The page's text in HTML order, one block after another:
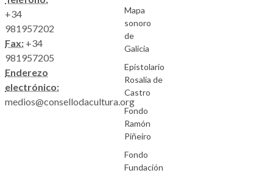
+34
981957202
Fax: +34
981957205
Enderezo
electrónico:
medios@consellodacultura.org
Mapa
sonoro
de
Galicia
Epistolario
Rosalía de
Castro
Fondo
Ramón
Piñeiro
Fondo
Fundación